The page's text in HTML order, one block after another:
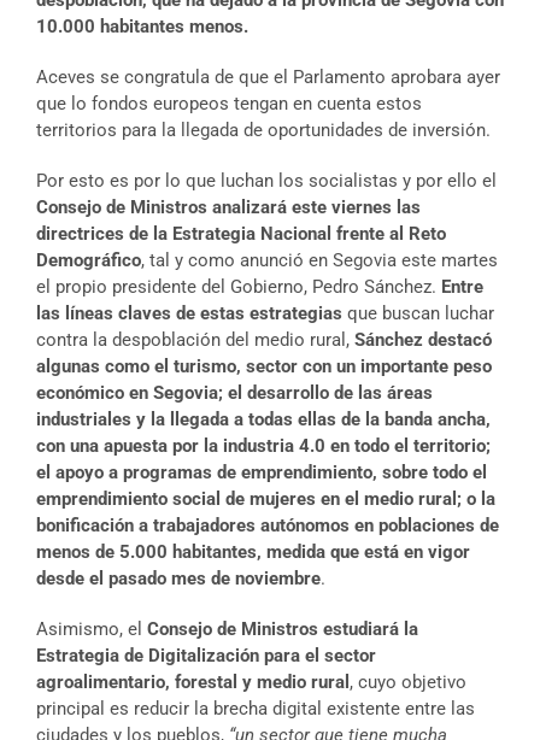
10.000 habitantes menos.
Aceves se congratula de que el Parlamento aprobara ayer
que lo fondos europeos tengan en cuenta estos
territorios para la llegada de oportunidades de inversión.
Por esto es por lo que luchan los socialistas y por ello el
Consejo de Ministros analizará este viernes las
directrices de la Estrategia Nacional frente al Reto
Demográfico, tal y como anunció en Segovia este martes
el propio presidente del Gobierno, Pedro Sánchez. Entre
las líneas claves de estas estrategias que buscan luchar
contra la despoblación del medio rural, Sánchez destacó
algunas como el turismo, sector con un importante peso
económico en Segovia; el desarrollo de las áreas
industriales y la llegada a todas ellas de la banda ancha,
con una apuesta por la industria 4.0 en todo el territorio;
el apoyo a programas de emprendimiento, sobre todo el
emprendimiento social de mujeres en el medio rural; o la
bonificación a trabajadores autónomos en poblaciones de
menos de 5.000 habitantes, medida que está en vigor
desde el pasado mes de noviembre.
Asimismo, el Consejo de Ministros estudiará la
Estrategia de Digitalización para el sector
agroalimentario, forestal y medio rural , cuyo objetivo
principal es reducir la brecha digital existente entre las